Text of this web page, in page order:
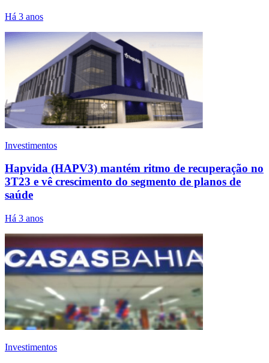
Há 3 anos
Investimentos
Hapvida (HAPV3) mantém ritmo de recuperação no
3T23 e vê crescimento do segmento de planos de
saúde
Há 3 anos
Investimentos